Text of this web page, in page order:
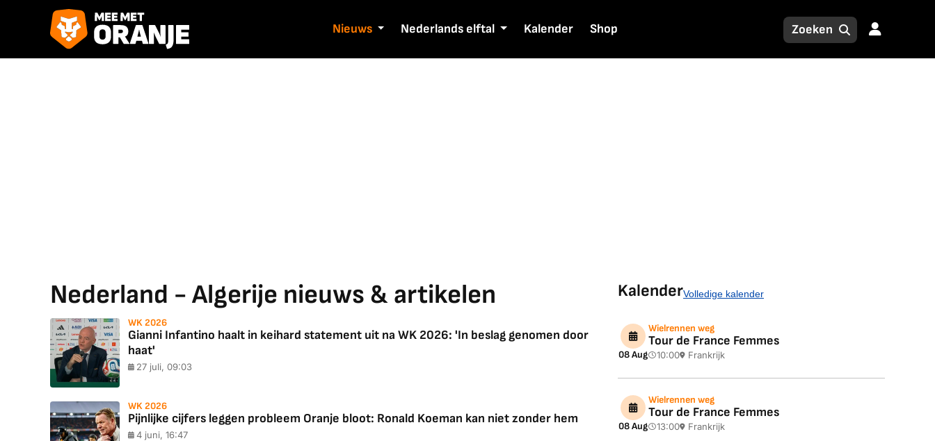
Nieuws Nederlands elftal Kalender Shop
Nederland - Algerije nieuws & artikelen
WK 2026
Gianni Infantino haalt in keihard statement uit na WK 2026: 'In beslag genomen door
haat'
27 juli, 09:03
WK 2026
Pijnlijke cijfers leggen probleem Oranje bloot: Ronald Koeman kan niet zonder hem
4 juni, 16:47
KalenderVolledige kalender
08 Aug
Wielrennen weg
Tour de France Femmes
10:00 Frankrijk
08 Aug
Wielrennen weg
Tour de France Femmes
13:00 Frankrijk